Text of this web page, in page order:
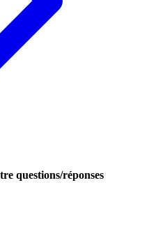
questions/réponses